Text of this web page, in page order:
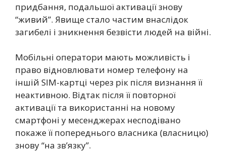
придбання, подальшої активації знову
“живий”. Явище стало частим внаслідок
загибелі і зникнення безвісти людей на війні.
Мобільні оператори мають можливість і
право відновлювати номер телефону на
іншій SIM-картці через рік після визнання її
неактивною. Відтак після її повторної
активації та використанні на новому
смартфоні у месенджерах несподівано
покаже її попереднього власника (власницю)
знову “на зв’язку”.